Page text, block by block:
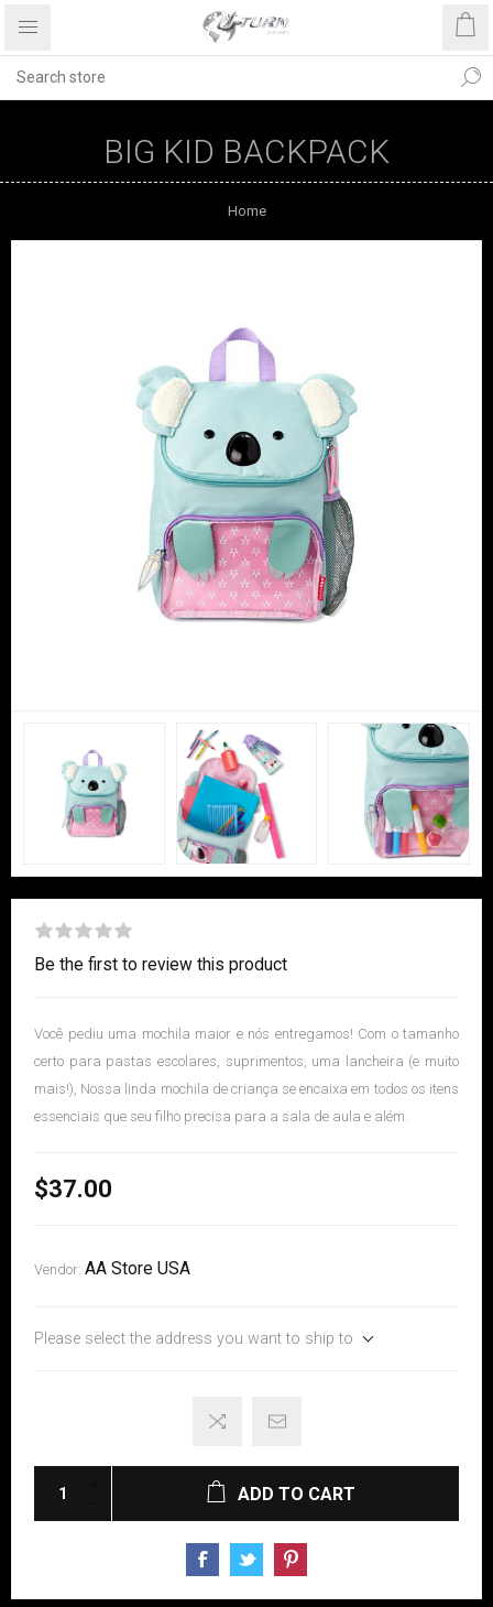
BIG KID BACKPACK
Home
Be the first to review this product
Você pediu uma mochila maior e nós entregamos! Com o tamanho
certo para pastas escolares, suprimentos, uma lancheira (e muito
mais!), Nossa linda mochila de criança se encaixa em todos os itens
essenciais que seu filho precisa para a sala de aula e além.
$37.00
Vendor: AA Store USA
Please select the address you want to ship to
ADD TO CART